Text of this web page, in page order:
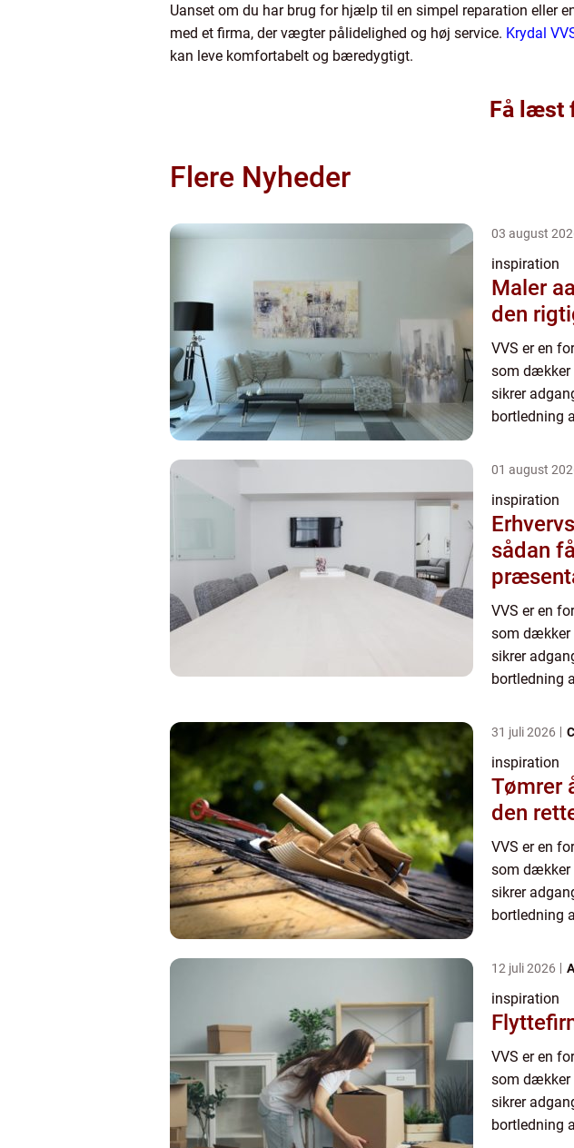
Uanset om du har brug for hjælp til en simpel reparation eller
med et firma, der vægter pålidelighed og høj service. Krydal
kan leve komfortabelt og bæredygtigt.
Få læst
Flere Nyheder
03 august
inspiration
Maler aalborg
den
VVS er en
som dækker
sikrer
bortledning
toiletter og
01 august
inspiration
sådan
VVS er en
som dækker
sikrer
bortledning
toiletter og
31 juli 2026
inspiration
Tømrer århus
den
VVS er en
som dækker
sikrer
bortledning
toiletter og
12 juli 2026
inspiration
VVS er en
som dækker
sikrer
bortledning